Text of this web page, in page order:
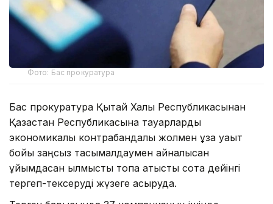
Фото: Бас прокуратура
Бас прокуратура Қытай Халық Республикасынан
Қазақстан Республикасына тауарларды
экономикалық контрабандалық жолмен ұзақ уақыт
бойы заңсыз тасымалдаумен айналысқан
ұйымдасқан қылмыстық топқа қатысты сотқа дейінгі
тергеп-тексеруді жүзеге асыруда.